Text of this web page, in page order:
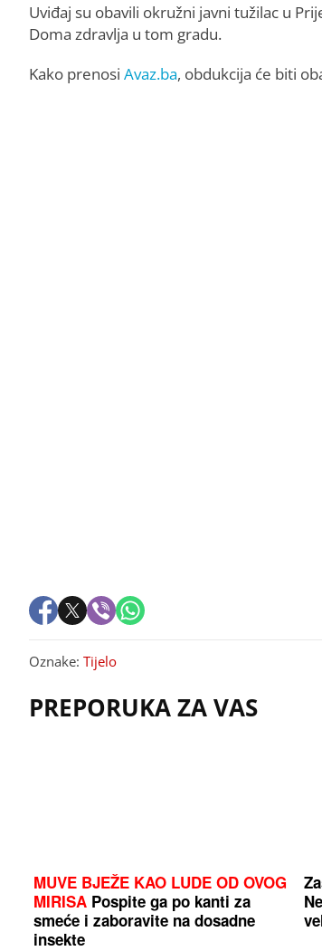
Uviđaj su obavili okružni javni tužilac u
Doma zdravlja u tom gradu.
Kako prenosi Avaz.ba, obdukcija će biti
Oznake: Tijelo
PREPORUKA ZA VAS
MUVE BJEŽE KAO LUDE OD OVOG
MIRISA Pospite ga po kanti za
smeće i zaboravite na dosadne
insekte